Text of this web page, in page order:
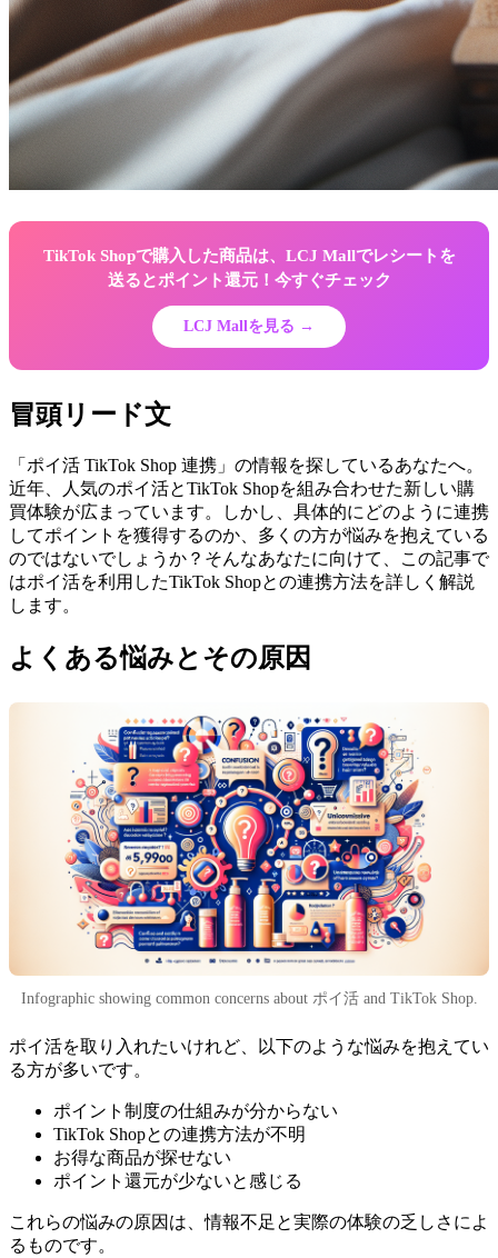
TikTok Shopで購入した商品は、LCJ Mallでレシートを
送るとポイント還元！今すぐチェック
LCJ Mallを見る →
冒頭リード文
「ポイ活 TikTok Shop 連携」の情報を探しているあなたへ。
近年、人気のポイ活とTikTok Shopを組み合わせた新しい購
買体験が広まっています。しかし、具体的にどのように連携
してポイントを獲得するのか、多くの方が悩みを抱えている
のではないでしょうか？そんなあなたに向けて、この記事で
はポイ活を利用したTikTok Shopとの連携方法を詳しく解説
します。
よくある悩みとその原因
Infographic showing common concerns about ポイ活 and TikTok Shop.
ポイ活を取り入れたいけれど、以下のような悩みを抱えてい
る方が多いです。
ポイント制度の仕組みが分からない
TikTok Shopとの連携方法が不明
お得な商品が探せない
ポイント還元が少ないと感じる
これらの悩みの原因は、情報不足と実際の体験の乏しさによ
るものです。